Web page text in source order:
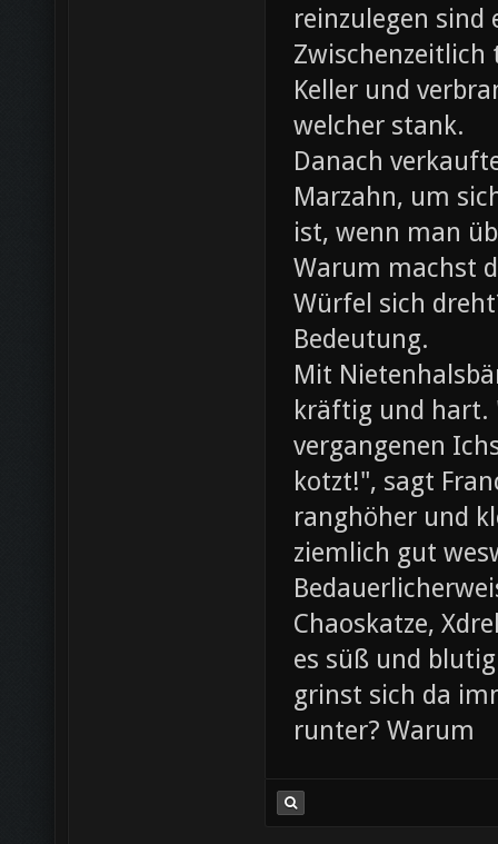
reinzulegen sind
Zwischenzeitlich
Keller und
welcher stank.
Danach
Marzahn, um
ist, wenn man
Warum machst
Würfel sich
Bedeutung.
Mit
kräftig und hart.
vergangenen
kotzt!", sagt
ranghöher und
ziemlich gut
Chaoskatze,
es süß und
grinst sich da
runter? Warum